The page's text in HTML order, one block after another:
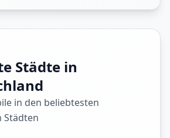
Städte in
in den beliebtesten
Städten